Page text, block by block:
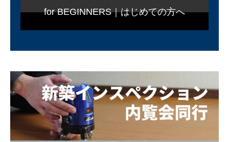
for BEGINNERS｜はじめての方へ